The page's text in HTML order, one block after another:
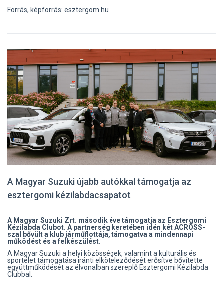
Forrás, képforrás: esztergom.hu
A Magyar Suzuki újabb autókkal támogatja az
esztergomi kézilabdacsapatot
A Magyar Suzuki Zrt. második éve támogatja az Esztergomi
Kézilabda Clubot. A partnerség keretében idén két ACROSS-
szal bővült a klub járműflottája, támogatva a mindennapi
működést és a felkészülést.
A Magyar Suzuki a helyi közösségek, valamint a kulturális és
sportélet támogatása iránti elköteleződését erősítve bővítette
együttműködését az élvonalban szereplő Esztergomi Kézilabda
Clubbal.